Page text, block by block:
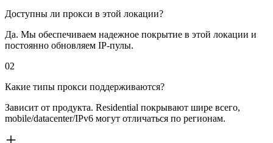
Доступны ли прокси в этой локации?
Да. Мы обеспечиваем надежное покрытие в этой локации и
постоянно обновляем IP-пулы.
02
Какие типы прокси поддерживаются?
Зависит от продукта. Residential покрывают шире всего,
mobile/datacenter/IPv6 могут отличаться по регионам.